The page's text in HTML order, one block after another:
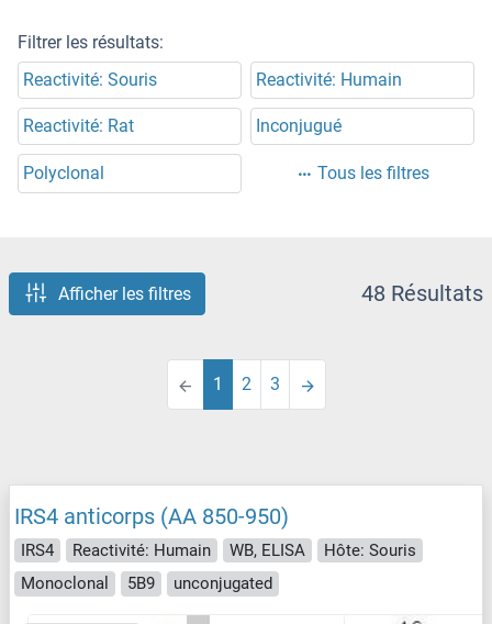
Filtrer les résultats:
Reactivité: Souris
Reactivité: Humain
Reactivité: Rat Inconjugué
Polyclonal Tous les filtres
Afficher les filtres 48 Résultats
1 2 3
IRS4 anticorps (AA 850-950)
IRS4 Reactivité: Humain WB, ELISA
Hôte: Souris
Monoclonal
5B9 unconjugated